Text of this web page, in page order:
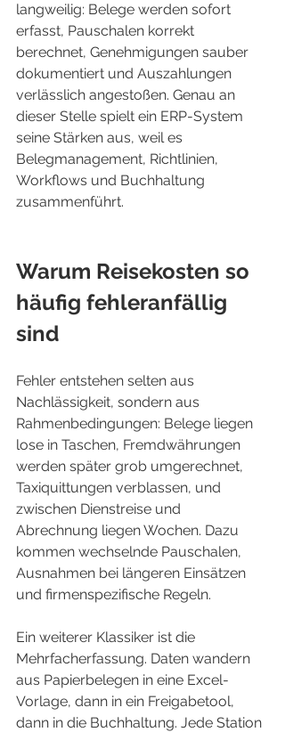
langweilig: Belege werden sofort
erfasst, Pauschalen korrekt
berechnet, Genehmigungen sauber
dokumentiert und Auszahlungen
verlässlich angestoßen. Genau an
dieser Stelle spielt ein ERP-System
seine Stärken aus, weil es
Belegmanagement, Richtlinien,
Workflows und Buchhaltung
zusammenführt.
Warum Reisekosten so
häufig fehleranfällig
sind
Fehler entstehen selten aus
Nachlässigkeit, sondern aus
Rahmenbedingungen: Belege liegen
lose in Taschen, Fremdwährungen
werden später grob umgerechnet,
Taxiquittungen verblassen, und
zwischen Dienstreise und
Abrechnung liegen Wochen. Dazu
kommen wechselnde Pauschalen,
Ausnahmen bei längeren Einsätzen
und firmenspezifische Regeln.
Ein weiterer Klassiker ist die
Mehrfacherfassung. Daten wandern
aus Papierbelegen in eine Excel-
Vorlage, dann in ein Freigabetool,
dann in die Buchhaltung. Jede Station